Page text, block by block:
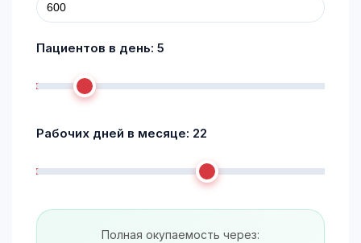
Пациентов в день: 5
Рабочих дней в месяце: 22
Полная окупаемость через: